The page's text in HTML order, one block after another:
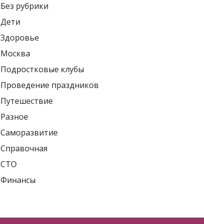
Без рубрики
Дети
Здоровье
Москва
Подростковые клубы
Проведение праздников
Путешествие
Разное
Саморазвитие
Справочная
СТО
Финансы